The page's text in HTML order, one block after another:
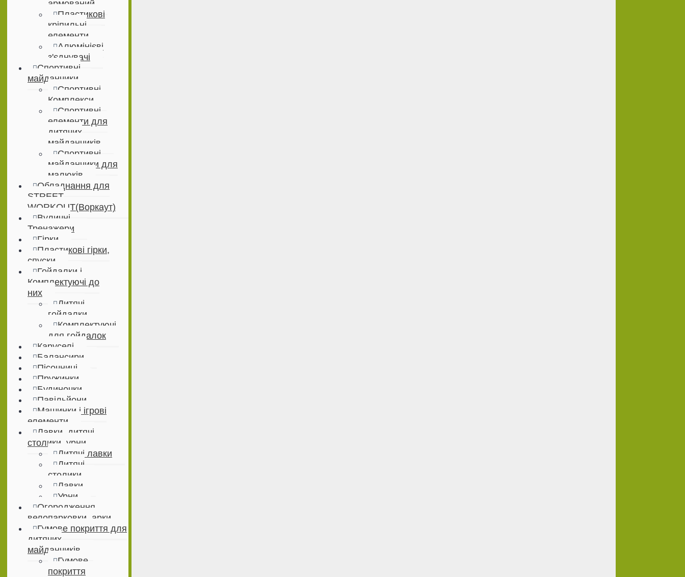
армований
Пластикові
кріпильні
елементи
Алюмінієві
з'єднувачі
Спортивні
майданчики
Спортивні
Комплекси
Спортивні
елементи для
дитячих
майданчиків
Спортивні
майданчики для
малюків
Обладнання для
STREET
WORKOUT(Воркаут)
Вуличні
Тренажери
Гірки
Пластикові гірки,
спуски
Гойдалки і
Комплектуючі до
них
Дитячі
гойдалки
Комплектуючі
для гойдалок
Каруселі
Балансири
Пісочниці
Пружинки
Будиночки
Павільйони
Машинки і ігрові
елементи
Лавки, дитячі
столики, урни
Дитячі лавки
Дитячі
столики
Лавки
Урни
Огородження,
велопарковки, арки
Гумове покриття для
дитячих
майданчиків
Гумове
покриття